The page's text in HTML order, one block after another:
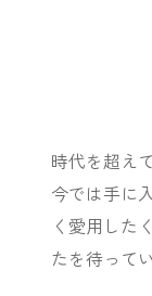
時代を超え
今では手に
く愛用した
たを待って